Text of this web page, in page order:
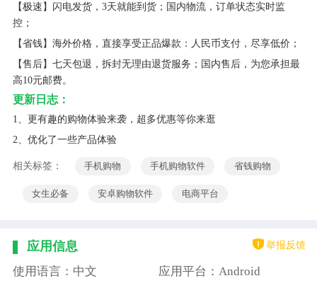
【极速】闪电发货，3天就能到货；国内物流，订单状态实时监
控；
【省钱】海外价格，直接享受正品爆款：人民币支付，尽享低价；
【售后】七天包退，拆封无理由退货服务；国内售后，为您承担最
高10元邮费。
更新日志：
1、更有趣的购物体验来袭，超多优惠等你来逛
2、优化了一些产品体验
相关标签： 手机购物 手机购物软件 省钱购物
女生必备 安卓购物软件 电商平台
应用信息 举报反馈
使用语言：中文
应用平台：Android